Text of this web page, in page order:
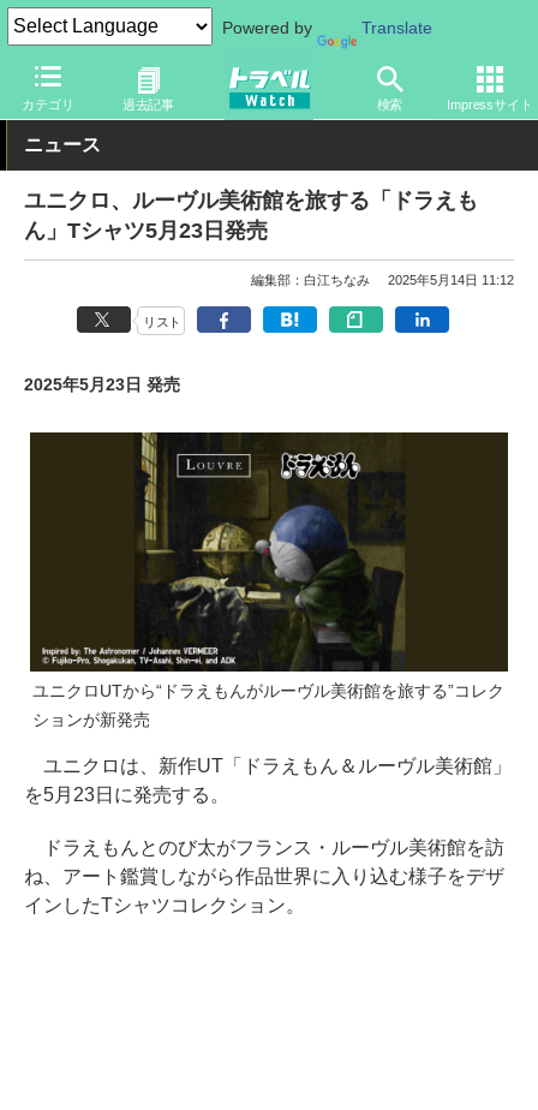
Powered by Translate
カテゴリ 過去記事 検索 Impressサイト
トラベル Watch 旅のアイテム 旅行グッズ 衣類
ニュース
ユニクロ、ルーヴル美術館を旅する「ドラえも
ん」Tシャツ5月23日発売
編集部：白江ちなみ 2025年5月14日 11:12
リスト
2025年5月23日 発売
ユニクロUTから“ドラえもんがルーヴル美術館を旅する”コレク
ションが新発売
ユニクロは、新作UT「ドラえもん＆ルーヴル美術館」
を5月23日に発売する。
ドラえもんとのび太がフランス・ルーヴル美術館を訪
ね、アート鑑賞しながら作品世界に入り込む様子をデザ
インしたTシャツコレクション。